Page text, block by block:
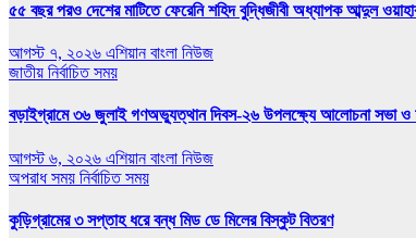
৫৫ বছর পরও দেশের মাটিতে ফেরেনি শহিদ বুদ্ধিজীবী অধ্যাপক আব্দুল
আগস্ট ৭, ২০২৬ এশিয়ান বাংলা নিউজ
জাতীয় নির্বাচিত সময়
বড়াইগ্রামে ৩৬ জুলাই গণঅভ্যুত্থান দিবস-২৬ উপলক্ষ্যে আলোচনা সভা ও
আগস্ট ৬, ২০২৬ এশিয়ান বাংলা নিউজ
অপরাধ সময় নির্বাচিত সময়
কুড়িগ্রামের ৩ সপ্তাহ ধরে বন্ধ মিড ডে মিলের বিস্কুট বিতরণ